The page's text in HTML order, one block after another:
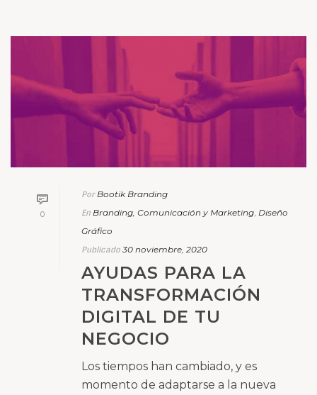
0
Por Bootik Branding
En Branding, Comunicación y Marketing, Diseño
Gráfico
Publicado 30 noviembre, 2020
AYUDAS PARA LA
TRANSFORMACIÓN
DIGITAL DE TU
NEGOCIO
Los tiempos han cambiado, y es
momento de adaptarse a la nueva